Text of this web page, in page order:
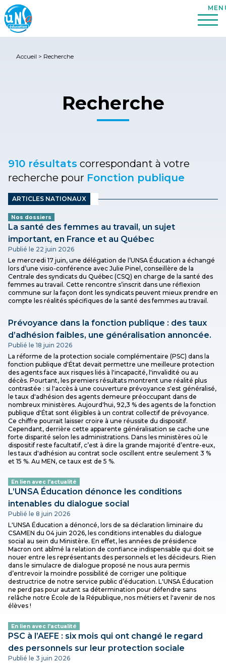
Accueil > Recherche
Recherche
910 résultats correspondant à votre
recherche pour Fonction publique
ARTICLES NATIONAUX
Nos dossiers
La santé des femmes au travail, un sujet
important, en France et au Québec
Publié le 22 juin 2026
Le mercredi 17 juin, une délégation de l’UNSA Éducation a échangé
lors d’une visio-conférence avec Julie Pinel, conseillère de la
Centrale des syndicats du Québec (CSQ) en charge de la santé des
femmes au travail. Cette rencontre s’inscrit dans une réflexion
commune sur la façon dont les syndicats peuvent mieux prendre en
compte les réalités spécifiques de la santé des femmes au travail.
Prévoyance dans la fonction publique : des taux
d’adhésion faibles, une généralisation annoncée.
Publié le 18 juin 2026
La réforme de la protection sociale complémentaire (PSC) dans la
fonction publique d'État devait permettre une meilleure protection
des agents face aux risques liés à l'incapacité, l'invalidité ou au
décès. Pourtant, les premiers résultats montrent une réalité plus
contrastée : si l'accès à une couverture prévoyance s'est généralisé,
le taux d'adhésion des agents demeure préoccupant dans de
nombreux ministères. Aujourd'hui, 92,3 % des agents de la fonction
publique d'État sont éligibles à un contrat collectif de prévoyance.
Ce chiffre pourrait laisser croire à une réussite du dispositif.
Cependant, derrière cette apparente généralisation se cache une
forte disparité selon les administrations. Dans les ministères où le
dispositif reste facultatif, c’est à dire la grande majorité d’entre-eux,
les taux d'adhésion au contrat socle oscillent entre seulement 3 %
et 15 %. Au MEN, ce taux est de 5 %.
En lien avec l'actualité
L’UNSA Éducation dénonce les conditions
intenables du dialogue social
Publié le 8 juin 2026
L'UNSA Éducation a dénoncé, lors de sa déclaration liminaire du
CSAMEN du 04 juin 2026, les conditions intenables du dialogue
social au sein du Ministère. En effet, les années de présidence
Macron ont abîmé la relation de confiance indispensable qui doit se
nouer entre les représentants des personnels et les décideurs. Rien
dans le simulacre de dialogue proposé ne nous aura permis
d’entrevoir la moindre possibilité de corriger une politique
destructrice de notre service public d’éducation. L'UNSA Éducation
ne perd pas pour autant sa détermination pour défendre sans
relâche notre École de la République, nos métiers et l'avenir de nos
élèves !
En lien avec l'actualité
PSC à l’AEFE : six mois qui ont changé le regard
des personnels sur leur protection sociale
Publié le 3 juin 2026